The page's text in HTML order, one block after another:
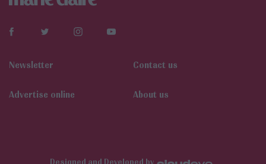
Newsletter Contact us
Αdvertise online About us